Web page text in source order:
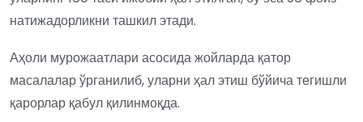
натижадорликни ташкил этади.
Аҳоли мурожаатлари асосида жойларда қатор
масалалар ўрганилиб, уларни ҳал этиш бўйича тегишли
қарорлар қабул қилинмоқда.